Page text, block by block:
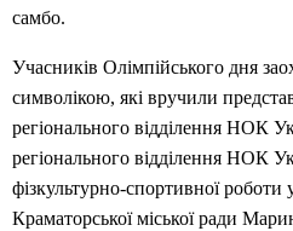
самбо.
Учасників Олімпійського дня
символікою, які вручили
регіонального відділення НОК
регіонального відділення НОК
фізкультурно-спортивної роботи
Краматорської міської ради